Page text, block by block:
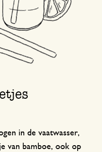
in de vaatwasser,
van bamboe, ook op